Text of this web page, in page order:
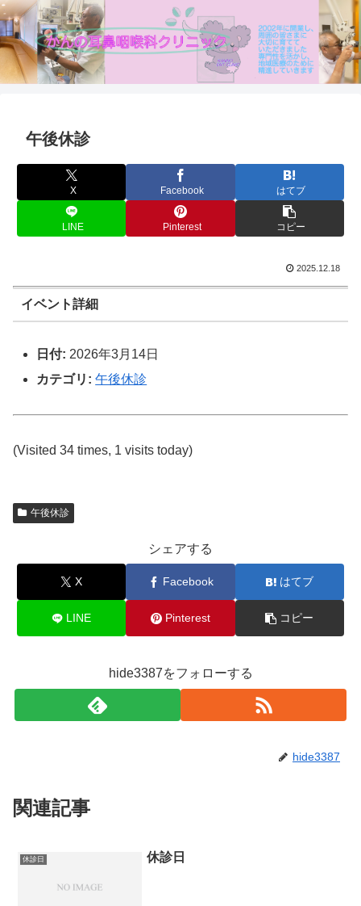
午後休診
X Facebook はてブ
LINE Pinterest コピー
2025.12.18
イベント詳細
日付: 2026年3月14日
カテゴリ: 午後休診
(Visited 34 times, 1 visits today)
午後休診
シェアする
X Facebook はてブ
LINE Pinterest コピー
hide3387をフォローする
hide3387
関連記事
休診日 休診日